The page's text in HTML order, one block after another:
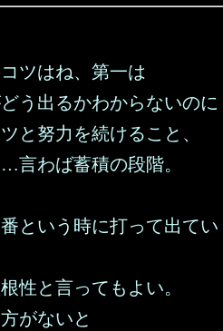
ツはね、第一は
う出るかわからないのに
と努力を続けること、
言わば蓄積の段階。
という時に打って出てい
性と言ってもよい。
がないと